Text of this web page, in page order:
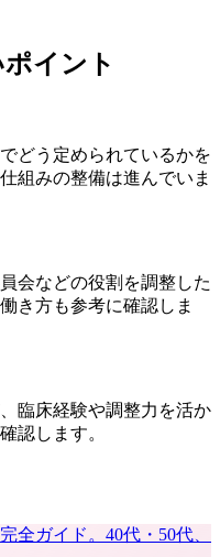
イント
どう定められているかを
組みの整備は進んでいま
会などの役割を調整した
き方も参考に確認しま
臨床経験や調整力を活か
認します。